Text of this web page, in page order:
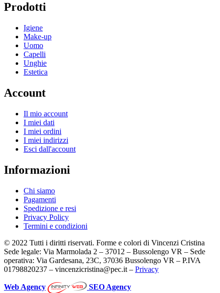
Prodotti
Igiene
Make-up
Uomo
Capelli
Unghie
Estetica
Account
Il mio account
I miei dati
I miei ordini
I miei indirizzi
Esci dall'account
Informazioni
Chi siamo
Pagamenti
Spedizione e resi
Privacy Policy
Termini e condizioni
© 2022 Tutti i diritti riservati. Forme e colori di Vincenzi Cristina
Sede legale: Via Marmolada 2 – 37012 – Bussolengo VR – Sede
operativa: Via Gardesana, 23C, 37036 Bussolengo VR – P.IVA
01798820237 – vincenzicristina@pec.it – Privacy
Web Agency
SEO Agency